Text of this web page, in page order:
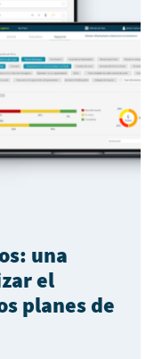
una
el
planes de